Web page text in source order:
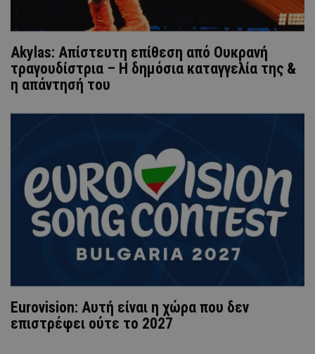
Akylas: Απίστευτη επίθεση από Ουκρανή
τραγουδίστρια – Η δημόσια καταγγελία της &
η απάντησή του
Eurovision: Αυτή είναι η χώρα που δεν
επιστρέφει ούτε το 2027